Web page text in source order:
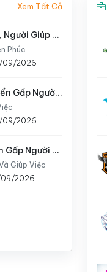
Xem Tất Cả
Cần Tuyển Nhanh Người Làm, Người Giúp Việc Cho Gia Đình
Phúc
09/2026
Hiện Nay Mình Đang Cần Tuyển Gấp Người Giúp Việc Cho Gia Đình
09/2026
Hiện Nay Tôi Đang Cần Tuyển Gấp Người Giúp Việc Cho Nhà
Giúp Việc
2026